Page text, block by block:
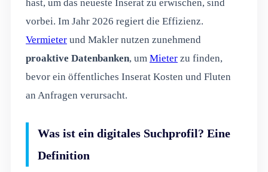
hast, um das neueste Inserat zu erwischen, sind
vorbei. Im Jahr 2026 regiert die Effizienz.
Vermieter und Makler nutzen zunehmend
proaktive Datenbanken, um Mieter zu finden,
bevor ein öffentliches Inserat Kosten und Fluten
an Anfragen verursacht.
Was ist ein digitales Suchprofil? Eine
Definition